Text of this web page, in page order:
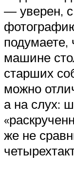
— уверен, с
подумаете,
машине
старших
можно
а на слух:
же не